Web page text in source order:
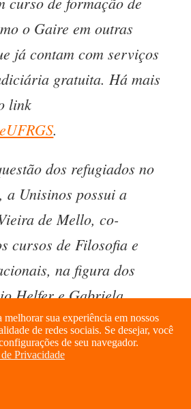
o Gaire em outras
já contam com serviços
gratuita. Há mais
link
.
dos refugiados no
a Unisinos possui a
de Mello, co-
cursos de Filosofia e
na figura dos
Helfer e Gabriela
com a professora, a
e o ensino a uma
a estas pessoas.
para desenvolver um
sua experiência em nossos
de redes sociais. Se desejar, você
de seu navegador.
Privacidade